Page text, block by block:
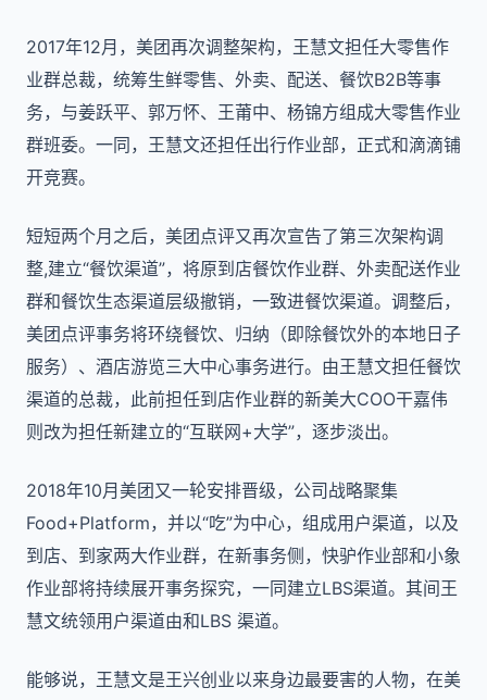
2017年12月，美团再次调整架构，王慧文担任大零售作
业群总裁，统筹生鲜零售、外卖、配送、餐饮B2B等事
务，与姜跃平、郭万怀、王莆中、杨锦方组成大零售作业
群班委。一同，王慧文还担任出行作业部，正式和滴滴铺
开竞赛。
短短两个月之后，美团点评又再次宣告了第三次架构调
整,建立“餐饮渠道”，将原到店餐饮作业群、外卖配送作业
群和餐饮生态渠道层级撤销，一致进餐饮渠道。调整后，
美团点评事务将环绕餐饮、归纳（即除餐饮外的本地日子
服务）、酒店游览三大中心事务进行。由王慧文担任餐饮
渠道的总裁，此前担任到店作业群的新美大COO干嘉伟
则改为担任新建立的“互联网+大学”，逐步淡出。
2018年10月美团又一轮安排晋级，公司战略聚集
Food+Platform，并以“吃”为中心，组成用户渠道，以及
到店、到家两大作业群，在新事务侧，快驴作业部和小象
作业部将持续展开事务探究，一同建立LBS渠道。其间王
慧文统领用户渠道由和LBS 渠道。
能够说，王慧文是王兴创业以来身边最要害的人物，在美